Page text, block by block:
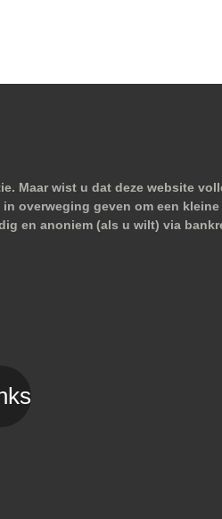
Maar wist u dat deze website
overweging geven om een
en anoniem (als u wilt) via